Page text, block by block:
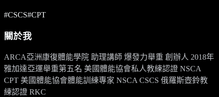
#CSCS#CPT
關於我
ARCA亞洲康復體能學院 助理講師 爆發力舉重 創辦人 2018年
雅加達亞運舉重第五名 美國體能協會私人教練認證 NSCA
CPT 美國體能協會體能訓練專家 NSCA CSCS 俄羅斯壺鈴教
練認證 RKC